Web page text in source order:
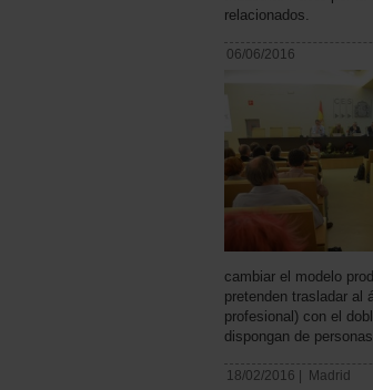
relacionados.
06/06/2016
cambiar el modelo
pretenden trasladar al
profesional) con el
dispongan de
18/02/2016 | Madrid